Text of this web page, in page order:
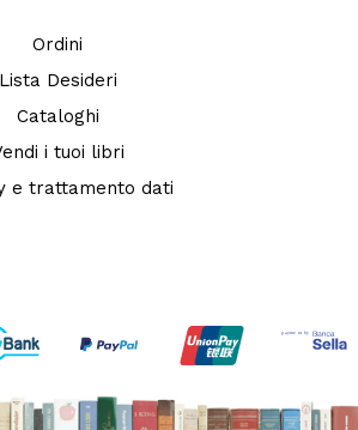
Ordini
Lista Desideri
Cataloghi
i tuoi libri
e trattamento dati